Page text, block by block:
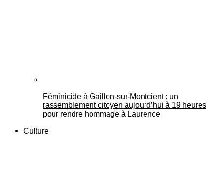
Féminicide à Gaillon‑sur‑Montcient : un
rassemblement citoyen aujourd’hui à 19 heures
pour rendre hommage à Laurence
Culture